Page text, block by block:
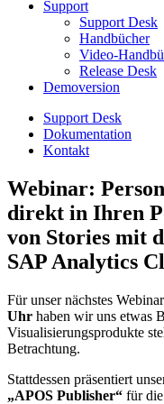
Support
Support Desk
Handbücher
Video-
Release Desk
Demoversion
Support Desk
Dokumentation
Kontakt
Webinar:
direkt in Ihren
von Stories mit
SAP Analytics
Für unser nächstes
Uhr haben wir uns etwas
Visualisierungsprodukte
Betrachtung.
Stattdessen präsentiert
„APOS Publisher“ für